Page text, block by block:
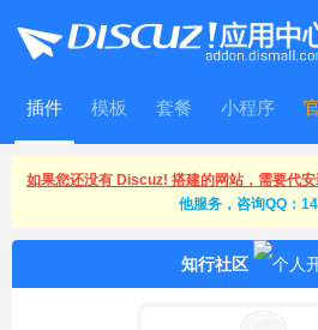
插件 模板 套餐 小程序
WitFrame
如果您还没有 Discuz! 搭建的网站，需要代
他服务，咨询QQ：
知行社区